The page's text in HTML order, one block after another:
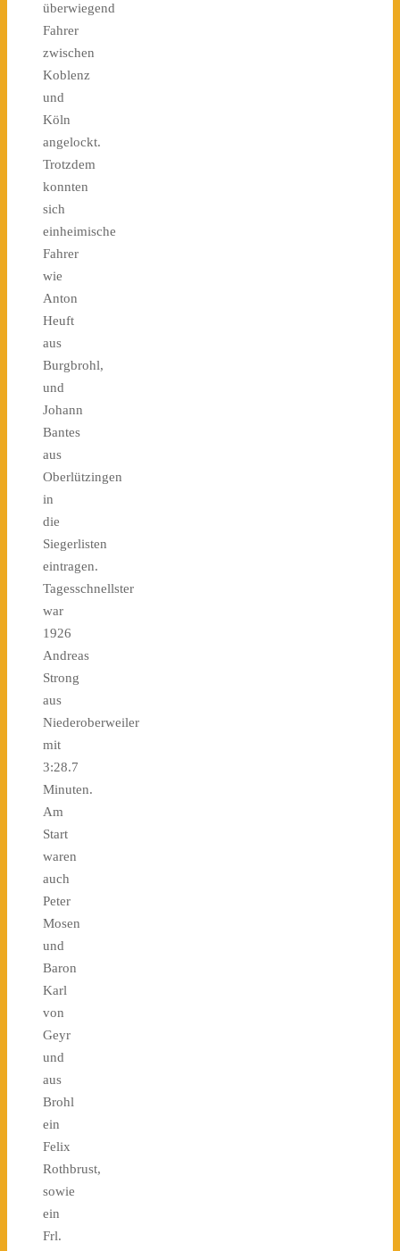
überwiegend
Fahrer
zwischen
Koblenz
und
Köln
angelockt.
Trotzdem
konnten
sich
einheimische
Fahrer
wie
Anton
Heuft
aus
Burgbrohl,
und
Johann
Bantes
aus
Oberlützingen
in
die
Siegerlisten
eintragen.
Tagesschnellster
war
1926
Andreas
Strong
aus
Niederoberweiler
mit
3:28.7
Minuten.
Am
Start
waren
auch
Peter
Mosen
und
Baron
Karl
von
Geyr
und
aus
Brohl
ein
Felix
Rothbrust,
sowie
ein
Frl.